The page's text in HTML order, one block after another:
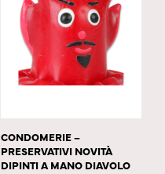
CONDOMERIE –
PRESERVATIVI NOVITÀ
DIPINTI A MANO DIAVOLO